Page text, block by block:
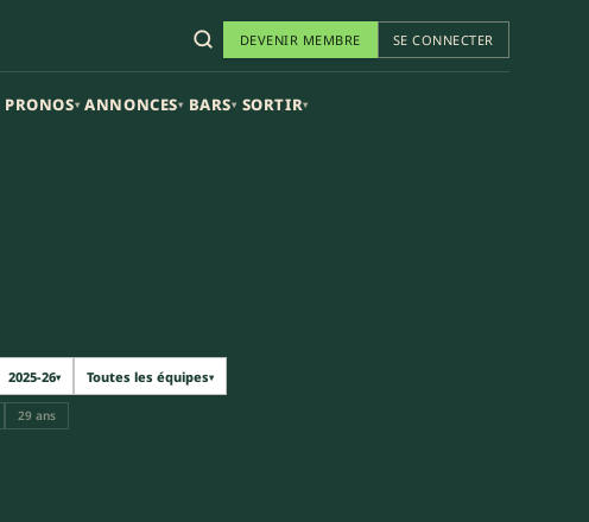
DEVENIR MEMBRE SE CONNECTER
PRONOS▾ ANNONCES▾ BARS▾ SORTIR▾
2025-26▾ Toutes les équipes▾
29 ans